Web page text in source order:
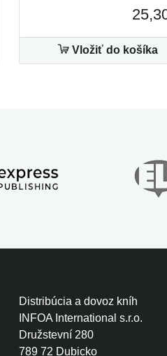
Vložiť do košíka
Distribúcia a dovoz kníh
INFOA International s.r.o.
Družstevní 280
789 72 Dubicko